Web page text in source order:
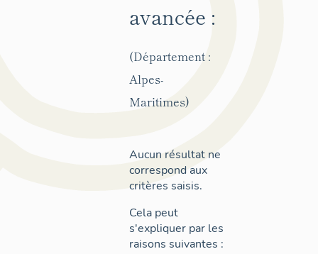
avancée :
(Département :
Alpes-
Maritimes)
Aucun résultat ne
correspond aux
critères saisis.
Cela peut
s'expliquer par les
raisons suivantes :